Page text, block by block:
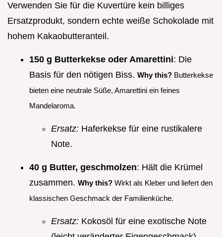
Verwenden Sie für die Kuvertüre kein billiges
Ersatzprodukt, sondern echte weiße Schokolade mit
hohem Kakaobutteranteil.
150 g Butterkekse oder Amarettini: Die
Basis für den nötigen Biss. Why this? Butterkekse
bieten eine neutrale Süße, Amarettini ein feines
Mandelaroma.
Ersatz: Haferkekse für eine rustikalere
Note.
40 g Butter, geschmolzen: Hält die Krümel
zusammen. Why this? Wirkt als Kleber und liefert den
klassischen Geschmack der Familienküche.
Ersatz: Kokosöl für eine exotische Note